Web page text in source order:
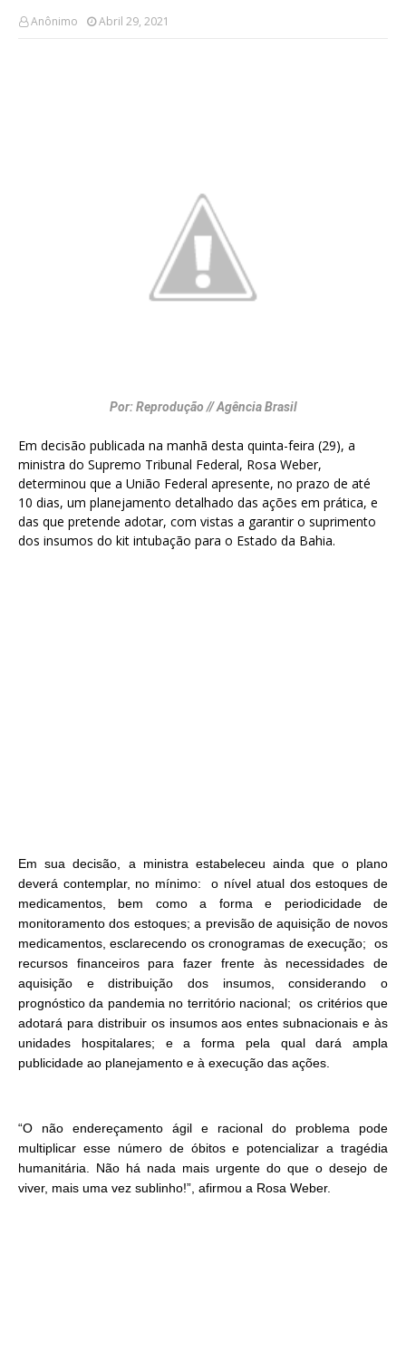
Anônimo Abril 29, 2021
Por: Reprodução // Agência Brasil
Em decisão publicada na manhã desta quinta-feira (29), a
ministra do Supremo Tribunal Federal, Rosa Weber,
determinou que a União Federal apresente, no prazo de até
10 dias, um planejamento detalhado das ações em prática, e
das que pretende adotar, com vistas a garantir o suprimento
dos insumos do kit intubação para o Estado da Bahia.
Em sua decisão, a ministra estabeleceu ainda que o plano
deverá contemplar, no mínimo: o nível atual dos estoques de
medicamentos, bem como a forma e periodicidade de
monitoramento dos estoques; a previsão de aquisição de novos
medicamentos, esclarecendo os cronogramas de execução; os
recursos financeiros para fazer frente às necessidades de
aquisição e distribuição dos insumos, considerando o
prognóstico da pandemia no território nacional; os critérios que
adotará para distribuir os insumos aos entes subnacionais e às
unidades hospitalares; e a forma pela qual dará ampla
publicidade ao planejamento e à execução das ações.
“O não endereçamento ágil e racional do problema pode
multiplicar esse número de óbitos e potencializar a tragédia
humanitária. Não há nada mais urgente do que o desejo de
viver, mais uma vez sublinho!”, afirmou a Rosa Weber.